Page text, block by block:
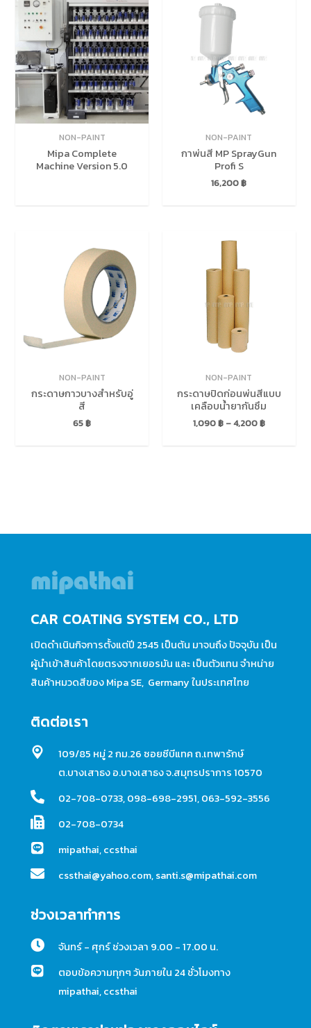
NON-PAINT
Mipa Complete
Machine Version 5.0
NON-PAINT
กาพ่นสี MP SprayGun
Profi S
16,200฿
NON-PAINT
กระดาษกาวบางสำหรับอู่
สี
65฿
NON-PAINT
กระดาษปิดก่อนพ่นสีแบบ
เคลือบน้ำยากันซึม
1,090฿–4,200฿
CAR COATING SYSTEM CO., LTD
เปิดดำเนินกิจการตั้งแต่ปี 2545 เป็นต้น มาจนถึง ปัจจุบัน เป็น
ผู้นำเข้าสินค้าโดยตรงจากเยอรมัน และ เป็นตัวแทน จำหน่าย
สินค้าหมวดสีของ Mipa SE, Germany ในประเทศไทย
ติดต่อเรา
109/85 หมู่ 2 กม.26 ซอยซีบีแทค ถ.เทพารักษ์
ต.บางเสาธง อ.บางเสาธง จ.สมุทรปราการ 10570
02-708-0733,098-698-2951,063-592-3556
02-708-0734
mipathai,ccsthai
cssthai@yahoo.com,santi.s@mipathai.com
ช่วงเวลาทำการ
จันทร์ - ศุกร์ ช่วงเวลา 9.00 - 17.00 น.
ตอบข้อความทุกๆ วันภายใน 24 ชั่วโมงทาง
mipathai,ccsthai